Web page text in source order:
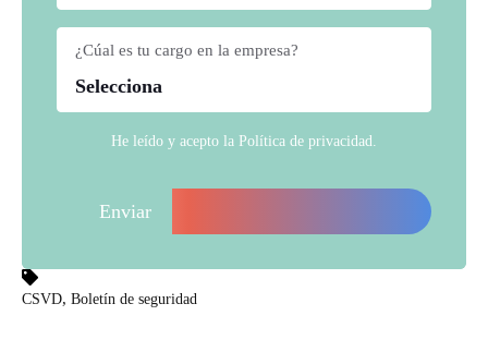
¿Cúal es tu cargo en la empresa?
He leído y acepto la Política de privacidad
CSVD, Boletín de seguridad